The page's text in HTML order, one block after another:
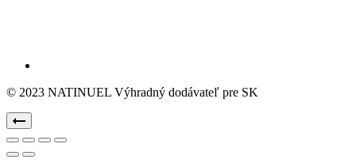
© 2023 NATINUEL Výhradný dodávateľ pre SK